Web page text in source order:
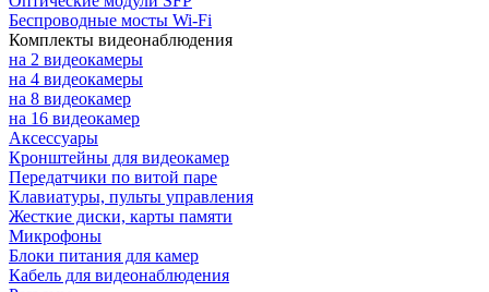
Беспроводные мосты Wi-Fi
Комплекты видеонаблюдения
на 2 видеокамеры
на 4 видеокамеры
на 8 видеокамер
на 16 видеокамер
Аксессуары
Кронштейны для видеокамер
Передатчики по витой паре
Клавиатуры, пульты управления
Жесткие диски, карты памяти
Микрофоны
Блоки питания для камер
Кабель для видеонаблюдения